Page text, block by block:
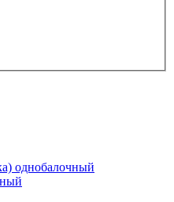
однобалочный